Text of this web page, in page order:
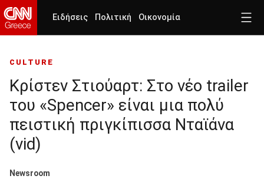
Ειδήσεις Πολιτική Οικονομία
CULTURE
Κρίστεν Στιούαρτ: Στο νέο trailer
του «Spencer» είναι μια πολύ
πειστική πριγκίπισσα Νταϊάνα
(vid)
Newsroom